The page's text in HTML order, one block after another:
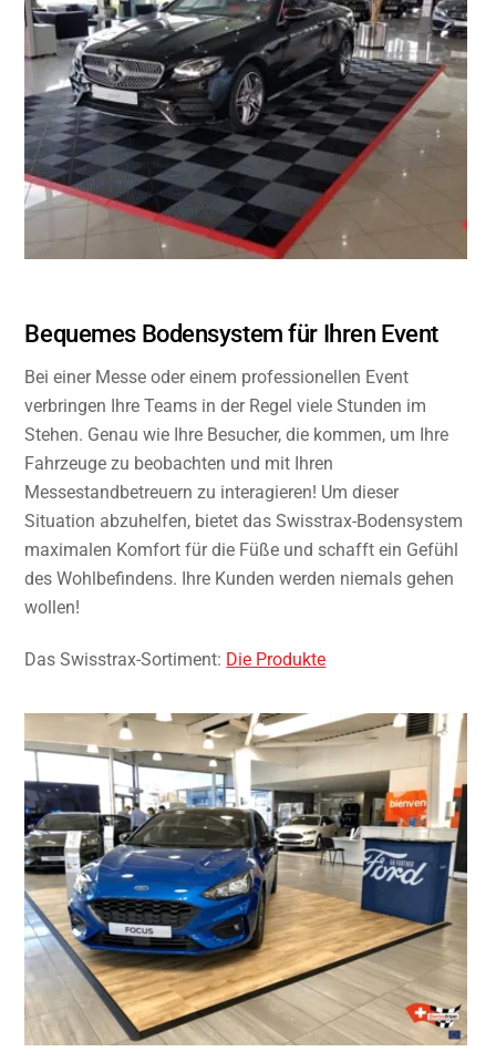
Bequemes Bodensystem für Ihren Event
Bei einer Messe oder einem professionellen Event
verbringen Ihre Teams in der Regel viele Stunden im
Stehen. Genau wie Ihre Besucher, die kommen, um Ihre
Fahrzeuge zu beobachten und mit Ihren
Messestandbetreuern zu interagieren! Um dieser
Situation abzuhelfen, bietet das Swisstrax-Bodensystem
maximalen Komfort für die Füße und schafft ein Gefühl
des Wohlbefindens. Ihre Kunden werden niemals gehen
wollen!
Das Swisstrax-Sortiment: Die Produkte